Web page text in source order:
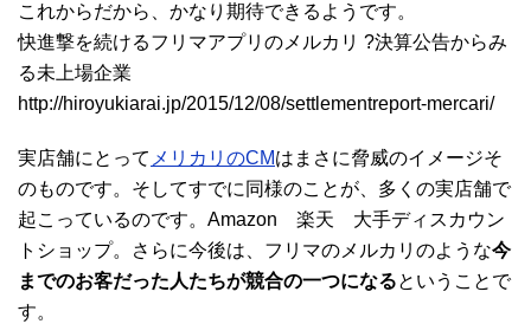
これからだから、かなり期待できるようです。
快進撃を続けるフリマアプリのメルカリ ?決算公告からみ
る未上場企業
http://hiroyukiarai.jp/2015/12/08/settlementreport-mercari/
実店舗にとって メリカリのCMはまさに脅威のイメージそ
のものです。そしてすでに同様のことが、多くの実店舗で
起こっているのです。Amazon 楽天 大手ディスカウン
トショップ。さらに今後は、フリマのメルカリのような今
までのお客だった人たちが競合の一つになるということで
す。